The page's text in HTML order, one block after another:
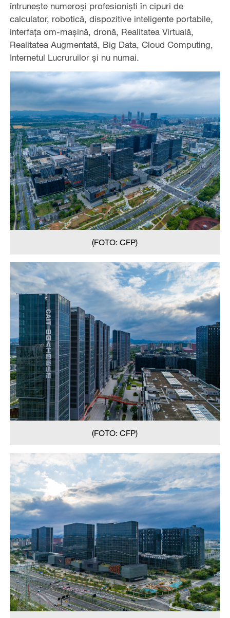
întrunește numeroși profesioniști în cipuri de
calculator, robotică, dispozitive inteligente portabile,
interfața om-mașină, dronă, Realitatea Virtuală,
Realitatea Augmentată, Big Data, Cloud Computing,
Internetul Lucruruilor și nu numai.
(FOTO: CFP)
(FOTO: CFP)